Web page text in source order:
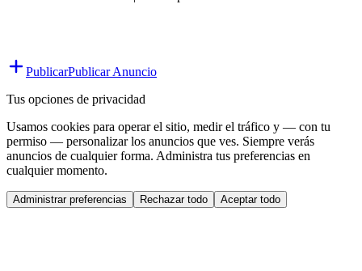
PublicarPublicar Anuncio
Tus opciones de privacidad
Usamos cookies para operar el sitio, medir el tráfico y — con tu
permiso — personalizar los anuncios que ves. Siempre verás
anuncios de cualquier forma. Administra tus preferencias en
cualquier momento.
Administrar preferencias Rechazar todo Aceptar todo